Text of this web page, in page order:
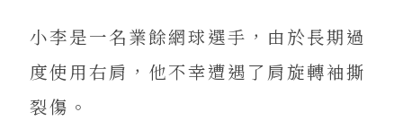
小李是一名業餘網球選手，由於長期過
度使用右肩，他不幸遭遇了肩旋轉袖撕
裂傷。